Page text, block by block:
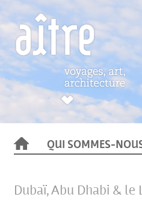
QUI SOMMES-
Dubaï, Abu Dhabi & le